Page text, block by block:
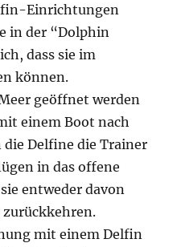
Einrichtungen
in der “Dolphin
dass sie im
können.
geöffnet werden
einem Boot nach
Delfine die Trainer
in das offene
entweder davon
mit einem Delfin